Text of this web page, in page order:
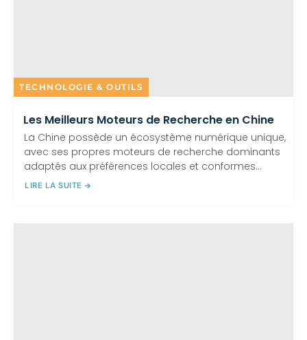
TECHNOLOGIE & OUTILS
Les Meilleurs Moteurs de Recherche en Chine
La Chine possède un écosystème numérique unique,
avec ses propres moteurs de recherche dominants
adaptés aux préférences locales et conformes...
LIRE LA SUITE